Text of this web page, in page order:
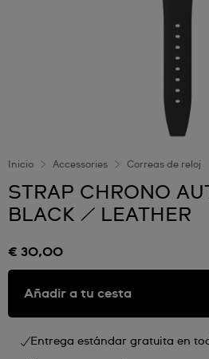
Inicio Accessories Correas de reloj
STRAP CHRONO
BLACK / LEATHER
€ 30,00
Añadir a tu cesta
Entrega estándar gratuita en